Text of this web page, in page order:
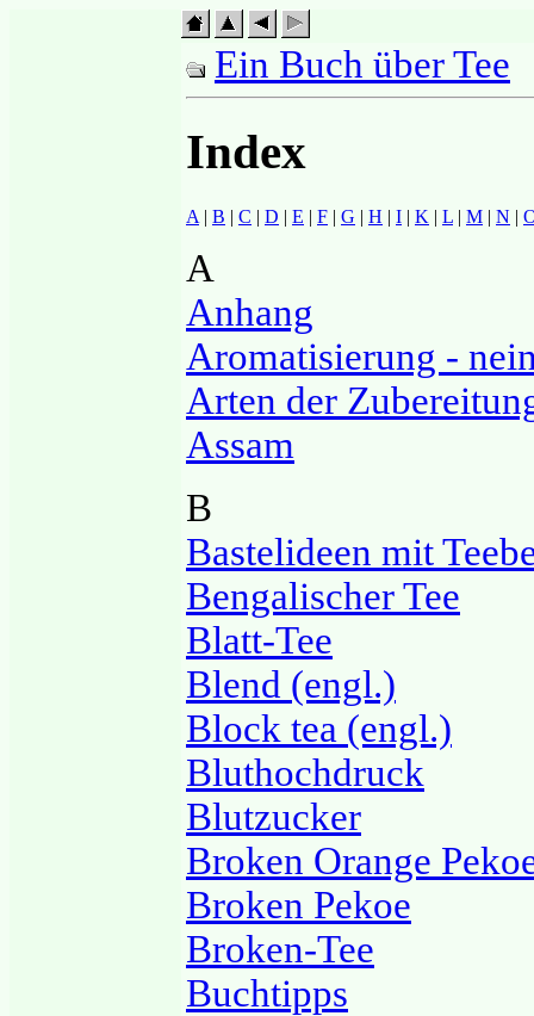
Ein Buch über Tee
Index
A | B | C | D | E | F | G | H | I | K | L | M | N |
A
Anhang
Aromatisierung -
Arten der
Assam
B
Bastelideen mit
Bengalischer Tee
Blatt-Tee
Blend (engl.)
Block tea (engl.)
Bluthochdruck
Blutzucker
Broken Orange
Broken Pekoe
Broken-Tee
Buchtipps